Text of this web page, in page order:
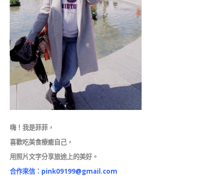
嗨！我是菲菲，
喜歡吃美食療癒自己，
用照片文字分享旅途上的美好。
合作來信： pink09199@gmail.com